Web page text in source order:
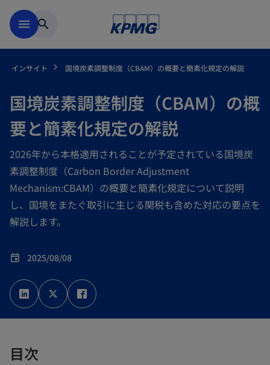
menu search
インサイト 国境炭素調整制度（CBAM）の概要と簡素化規定の解説
国境炭素調整制度（CBAM）の概
要と簡素化規定の解説
2026年から本格適用されることが予定されている国境炭
素調整制度（Carbon Border Adjustment
Mechanism:CBAM）の概要と簡素化規定について説明
し、国境をまたぐ取引に生じる関税も含めた対応の要点を
解説します。
event 2025/08/08
新
し
い
タ
で
新
し
い
タ
で
し
い
で
目次